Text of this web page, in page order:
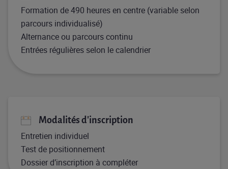
Formation de 490 heures en centre (variable selon
parcours individualisé)
Alternance ou parcours continu
Entrées régulières selon le calendrier
Modalités d'inscription
Entretien individuel
Test de positionnement
Dossier d’inscription à compléter